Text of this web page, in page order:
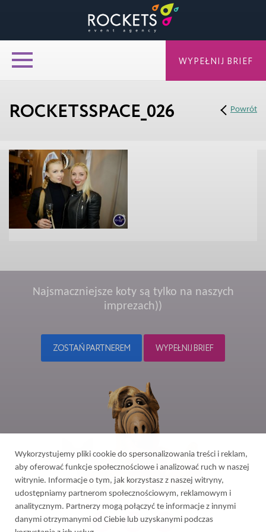
ROCKETSSPACE_026 Powrót
Najsmaczniejsze koty są tylko na naszych
imprezach))
ZOSTAŃ PARTNEREM WYPEŁNIJ BRIEF
WYPEŁNIJ BRIEF
Wykorzystujemy pliki cookie do spersonalizowania treści i reklam,
aby oferować funkcje społecznościowe i analizować ruch w naszej
witrynie. Informacje o tym, jak korzystasz z naszej witryny,
udostępniamy partnerom społecznościowym, reklamowym i
analitycznym. Partnerzy mogą połączyć te informacje z innymi
danymi otrzymanymi od Ciebie lub uzyskanymi podczas